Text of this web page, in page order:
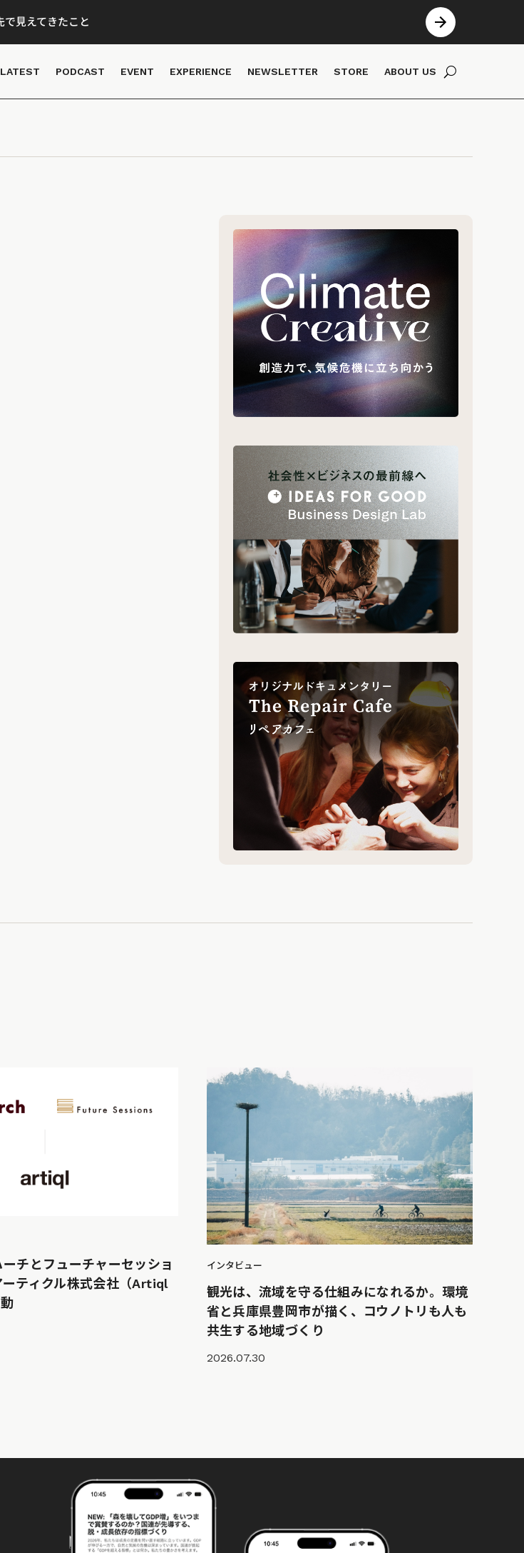
で見えてきたこと
LATEST PODCAST EVENT EXPERIENCE NEWSLETTER STORE ABOUT US
ーチとフューチャーセッショ
ーティクル株式会社（Artiql
インタビュー
観光は、流域を守る仕組みになれるか。環境
省と兵庫県豊岡市が描く、コウノトリも人も
共生する地域づくり
2026.07.30